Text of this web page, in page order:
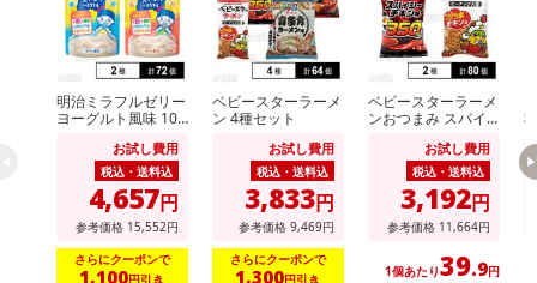
Payでお支払いの場合、決済のため外部サイトへ遷移します。
※予約商品は決済手段ごとに定められた決済期限日にお支払いを完
了することがございます。ご了承いただいたうえでお申し込みくだ
さい。
【配送伝票番号について】
※配送形態がメール便の商品については、商品の発送完了後、配送
伝票番号がマイページに表示されない場合もございます。
【配送日時の指定について】
明治ミラフルゼリー
ヨーグルト風味 100
ト風味 100gお試し費用
税込・送料込
4,657円
参考価格 15,552円
さらにクーポンで
1,100円引き
ベビースターラーメ
ン 4種セット
お試し費用
税込・送料込
3,833円
参考価格 9,469円
さらにクーポンで
1,300円引き
ベビースターラーメ
ンおつまみ スパイ
ベビースターラーメ
ン コクうまチキン
味 64g
お試し費用
税込・送料込
3,192円
参考価格 11,664円
1個あたり39.9円